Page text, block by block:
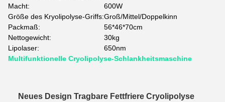
Macht:
600W
Größe des Kryolipolyse-Griffs:Groß/Mittel/Doppelkinn
Packmaß:
56*46*70cm
Nettogewicht:
30kg
Lipolaser:
650nm
Multifunktionelle Cryolipolyse-Schlankheitsmaschine
Neues Design Tragbare Fettfriere Cryolipolyse